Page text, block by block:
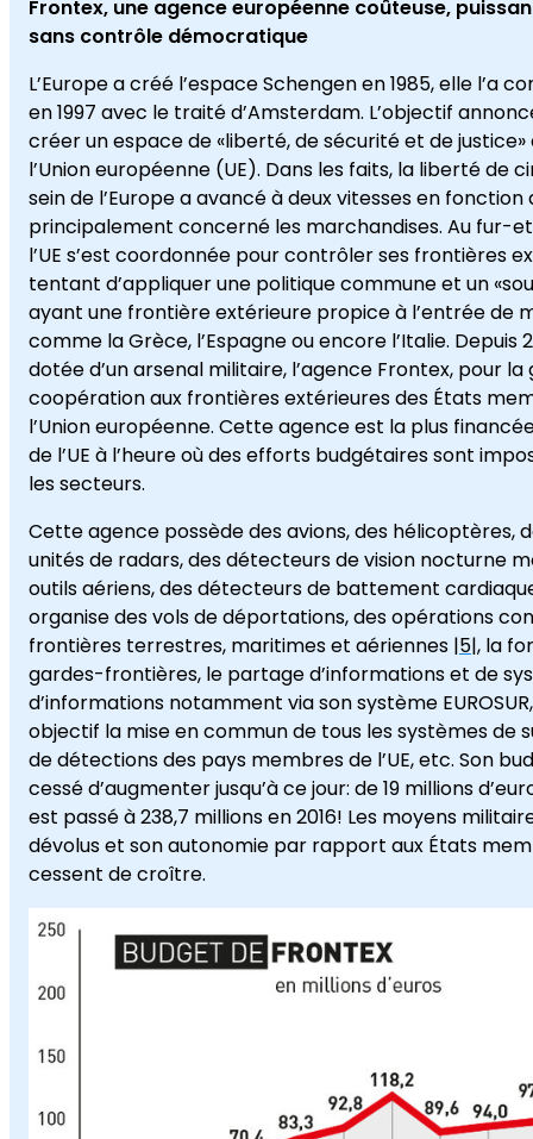
Frontex, une agence européenne coûteuse,
sans contrôle démocratique
L’Europe a créé l’espace Schengen en 1985, elle l’a
en 1997 avec le traité d’Amsterdam. L’objectif
créer un espace de «liberté, de sécurité et de justice»
l’Union européenne (UE). Dans les faits, la liberté de
sein de l’Europe a avancé à deux vitesses en fonction
principalement concerné les marchandises. Au fur-
l’UE s’est coordonnée pour contrôler ses frontières
tentant d’appliquer une politique commune et un
ayant une frontière extérieure propice à l’entrée de
comme la Grèce, l’Espagne ou encore l’Italie. Depuis
dotée d’un arsenal militaire, l’agence Frontex, pour la
coopération aux frontières extérieures des États
l’Union européenne. Cette agence est la plus
de l’UE à l’heure où des efforts budgétaires sont
les secteurs.
Cette agence possède des avions, des hélicoptères,
unités de radars, des détecteurs de vision nocturne
outils aériens, des détecteurs de battement
organise des vols de déportations, des opérations
frontières terrestres, maritimes et aériennes |5|, la
gardes-frontières, le partage d’informations et de
d’informations notamment via son système
objectif la mise en commun de tous les systèmes de
de détections des pays membres de l’UE, etc. Son
cessé d’augmenter jusqu’à ce jour: de 19 millions
est passé à 238,7 millions en 2016! Les moyens
dévolus et son autonomie par rapport aux États
cessent de croître.